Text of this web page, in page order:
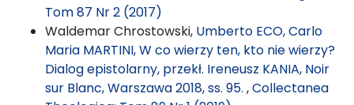
Tom 87 Nr 2 (2017)
Waldemar Chrostowski, Umberto ECO, Carlo
Maria MARTINI, W co wierzy ten, kto nie wierzy?
Dialog epistolarny, przekł. Ireneusz KANIA, Noir
sur Blanc, Warszawa 2018, ss. 95. ,Collectanea